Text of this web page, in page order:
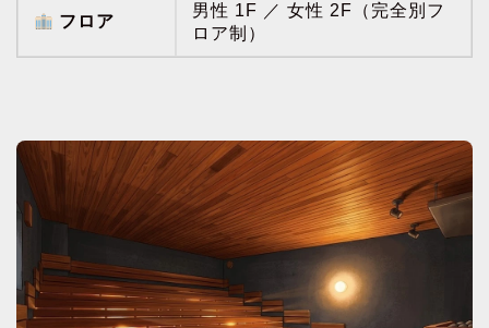
フロア
男性 1F ／ 女性 2F（完全別フ
ロア制）